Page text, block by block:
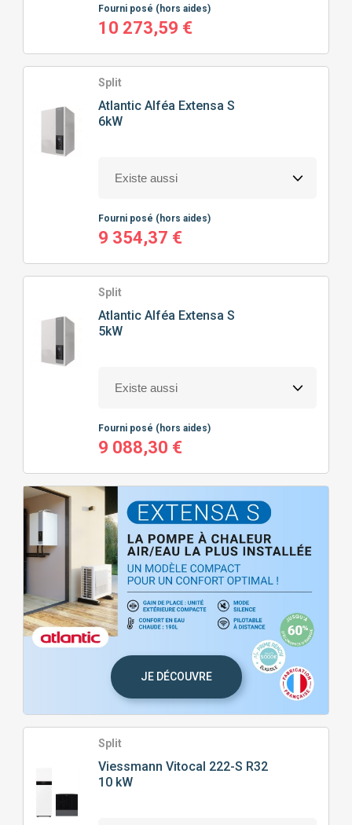
Fourni posé (hors aides)
10 273,59 €
Split
Atlantic Alféa Extensa S
6kW
Fourni posé (hors aides)
9 354,37 €
Split
Atlantic Alféa Extensa S
5kW
Fourni posé (hors aides)
9 088,30 €
JE DÉCOUVRE
Split
Viessmann Vitocal 222-S R32
10 kW